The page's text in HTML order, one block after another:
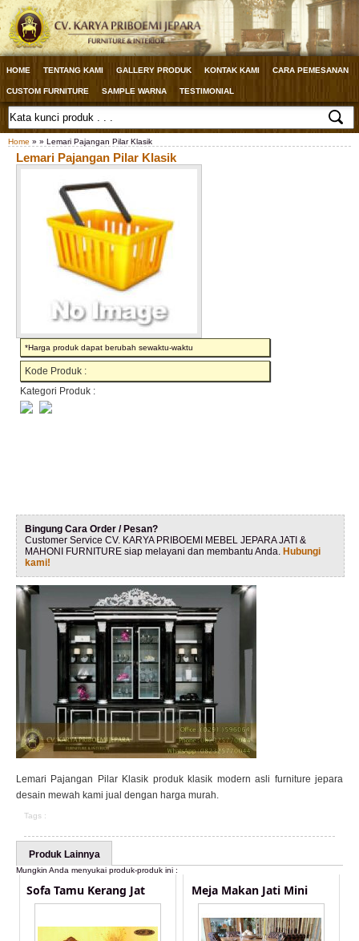
HOME TENTANG KAMI GALLERY PRODUK KONTAK KAMI CARA PEMESANAN
CUSTOM FURNITURE SAMPLE WARNA TESTIMONIAL
Home » » Lemari Pajangan Pilar Klasik
Lemari Pajangan Pilar Klasik
*Harga produk dapat berubah sewaktu-waktu
Kode Produk :
Kategori Produk :
Bingung Cara Order / Pesan?
Customer Service CV. KARYA PRIBOEMI MEBEL JEPARA JATI &
MAHONI FURNITURE siap melayani dan membantu Anda. Hubungi
kami!
Lemari Pajangan Pilar Klasik produk klasik modern asli furniture jepara
desain mewah kami jual dengan harga murah.
Tags :
Produk Lainnya
Mungkin Anda menyukai produk-produk ini :
Sofa Tamu Kerang Jat Meja Makan Jati Mini